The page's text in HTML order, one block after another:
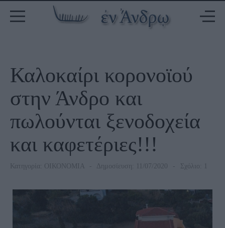
Καλοκαίρι κορονοϊού
στην Άνδρο και
πωλούνται ξενοδοχεία
και καφετέριες!!!
Κατηγορία: ΟΙΚΟΝΟΜΙΑ Δημοσίευση: 11/07/2020 Σχόλιο: 1